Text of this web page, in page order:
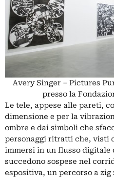
Avery Singer – Pictures
presso la
Le tele, appese alle pareti,
dimensione e per la
ombre e dai simboli che
personaggi ritratti che, visti
immersi in un flusso digitale
succedono sospese nel
espositiva, un percorso a zig